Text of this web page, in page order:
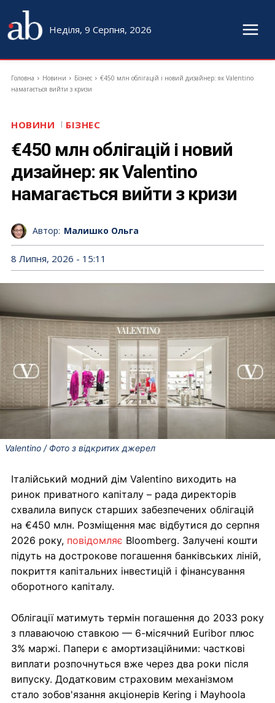
Неділя, 9 Серпня, 2026
Головна Новини Бізнес
€450 млн облігацій і новий дизайнер: як Valentino
намагається вийти з кризи
НОВИНИ БІЗНЕС
€450 млн облігацій і новий
дизайнер: як Valentino
намагається вийти з кризи
Автор: Малишко Ольга
8 Липня, 2026 - 15:11
Valentino / Фото з відкритих джерел
Італійський модний дім Valentino виходить на
ринок приватного капіталу – рада директорів
схвалила випуск старших забезпечених облігацій
на €450 млн. Розміщення має відбутися до серпня
2026 року, повідомляє Bloomberg. Залучені кошти
підуть на дострокове погашення банківських ліній,
покриття капітальних інвестицій і фінансування
оборотного капіталу.
Облігації матимуть термін погашення до 2033 року
з плаваючою ставкою — 6-місячний Euribor плюс
3% маржі. Папери є амортизаційними: часткові
виплати розпочнуться вже через два роки після
випуску. Додатковим страховим механізмом
стало зобов'язання акціонерів Kering і Mayhoola